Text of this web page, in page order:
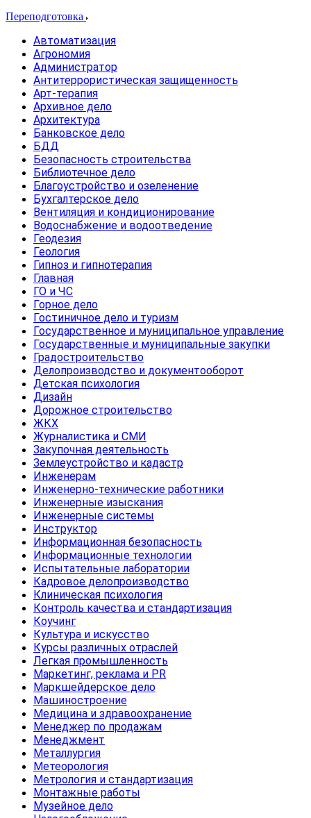
Переподготовка
Автоматизация
Агрономия
Администратор
Антитеррористическая защищенность
Арт-терапия
Архивное дело
Архитектура
Банковское дело
БДД
Безопасность строительства
Библиотечное дело
Благоустройство и озеленение
Бухгалтерское дело
Вентиляция и кондиционирование
Водоснабжение и водоотведение
Геодезия
Геология
Гипноз и гипнотерапия
Главная
ГО и ЧС
Горное дело
Гостиничное дело и туризм
Государственное и муниципальное управление
Государственные и муниципальные закупки
Градостроительство
Делопроизводство и документооборот
Детская психология
Дизайн
Дорожное строительство
ЖКХ
Журналистика и СМИ
Закупочная деятельность
Землеустройство и кадастр
Инженерам
Инженерно-технические работники
Инженерные изыскания
Инженерные системы
Инструктор
Информационная безопасность
Информационные технологии
Испытательные лаборатории
Кадровое делопроизводство
Клиническая психология
Контроль качества и стандартизация
Коучинг
Культура и искусство
Курсы различных отраслей
Легкая промышленность
Маркетинг, реклама и PR
Маркшейдерское дело
Машиностроение
Медицина и здравоохранение
Менеджер по продажам
Менеджмент
Металлургия
Метеорология
Метрология и стандартизация
Монтажные работы
Музейное дело